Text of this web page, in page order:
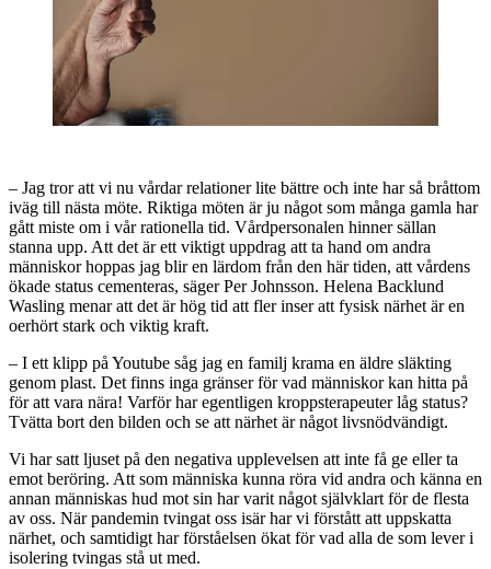
– Jag tror att vi nu vårdar relationer lite bättre och inte har så bråttom
iväg till nästa möte. Riktiga möten är ju något som många gamla har
gått miste om i vår rationella tid. Vårdpersonalen hinner sällan
stanna upp. Att det är ett viktigt uppdrag att ta hand om andra
människor hoppas jag blir en lärdom från den här tiden, att vårdens
ökade status cementeras, säger Per Johnsson. Helena Backlund
Wasling menar att det är hög tid att fler inser att fysisk närhet är en
oerhört stark och viktig kraft.
– I ett klipp på Youtube såg jag en familj krama en äldre släkting
genom plast. Det finns inga gränser för vad människor kan hitta på
för att vara nära! Varför har egentligen kroppsterapeuter låg status?
Tvätta bort den bilden och se att närhet är något livsnödvändigt.
Vi har satt ljuset på den negativa upplevelsen att inte få ge eller ta
emot beröring. Att som människa kunna röra vid andra och känna en
annan människas hud mot sin har varit något självklart för de flesta
av oss. När pandemin tvingat oss isär har vi förstått att uppskatta
närhet, och samtidigt har förståelsen ökat för vad alla de som lever i
isolering tvingas stå ut med.